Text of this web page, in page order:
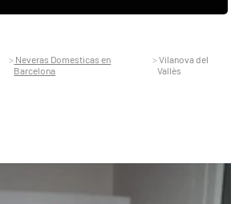
Neveras Domesticas en
Barcelona
Vilanova del
Vallès